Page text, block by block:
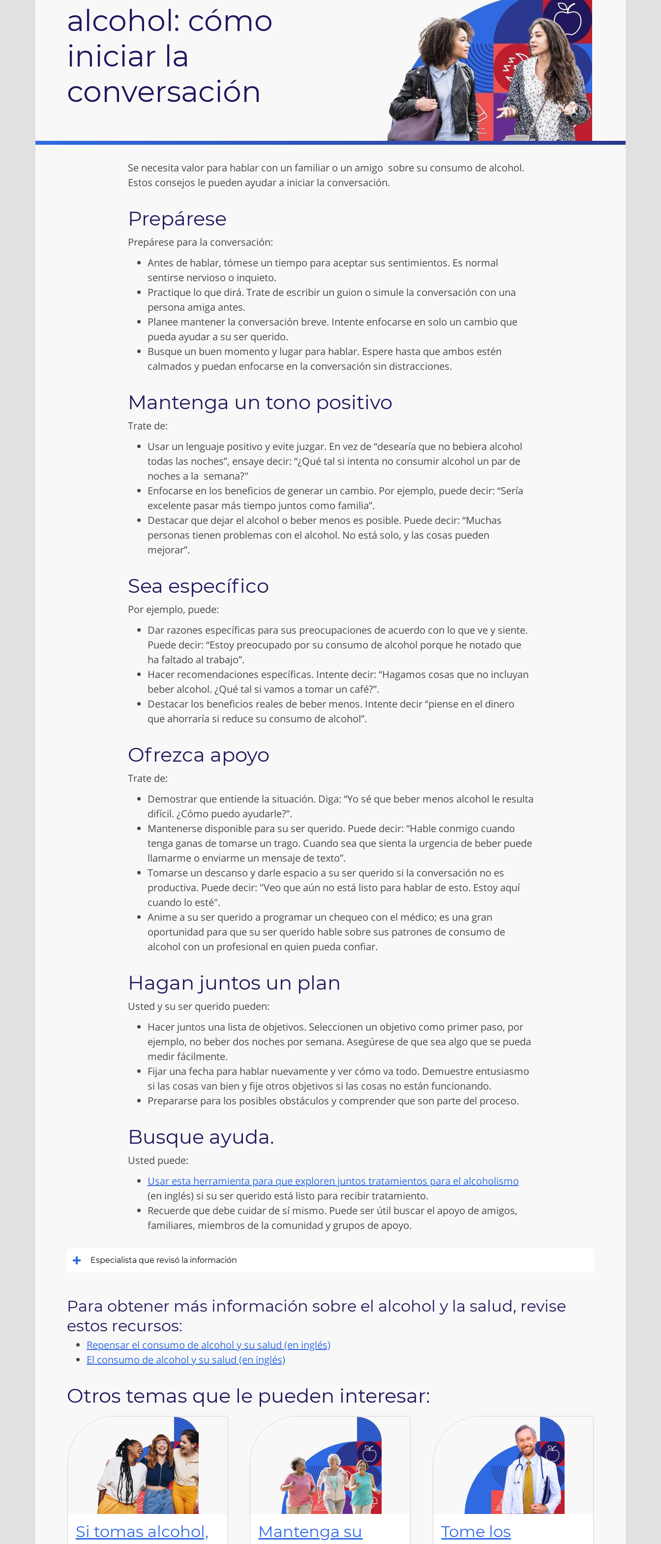
alcohol: cómo
iniciar la
conversación
Se necesita valor para hablar con un familiar o un amigo sobre su consumo de alcohol.
Estos consejos le pueden ayudar a iniciar la conversación.
Prepárese
Prepárese para la conversación:
Antes de hablar, tómese un tiempo para aceptar sus sentimientos. Es normal
sentirse nervioso o inquieto.
Practique lo que dirá. Trate de escribir un guion o simule la conversación con una
persona amiga antes.
Planee mantener la conversación breve. Intente enfocarse en solo un cambio que
pueda ayudar a su ser querido.
Busque un buen momento y lugar para hablar. Espere hasta que ambos estén
calmados y puedan enfocarse en la conversación sin distracciones.
Mantenga un tono positivo
Trate de:
Usar un lenguaje positivo y evite juzgar. En vez de “desearía que no bebiera alcohol
todas las noches”, ensaye decir: “¿Qué tal si intenta no consumir alcohol un par de
noches a la semana?"
Enfocarse en los beneficios de generar un cambio. Por ejemplo, puede decir: “Sería
excelente pasar más tiempo juntos como familia”.
Destacar que dejar el alcohol o beber menos es posible. Puede decir: “Muchas
personas tienen problemas con el alcohol. No está solo, y las cosas pueden
mejorar”.
Sea específico
Por ejemplo, puede:
Dar razones específicas para sus preocupaciones de acuerdo con lo que ve y siente.
Puede decir: “Estoy preocupado por su consumo de alcohol porque he notado que
ha faltado al trabajo”.
Hacer recomendaciones específicas. Intente decir: “Hagamos cosas que no incluyan
beber alcohol. ¿Qué tal si vamos a tomar un café?”.
Destacar los beneficios reales de beber menos. Intente decir “piense en el dinero
que ahorraría si reduce su consumo de alcohol”.
Ofrezca apoyo
Trate de:
Demostrar que entiende la situación. Diga: “Yo sé que beber menos alcohol le resulta
difícil. ¿Cómo puedo ayudarle?”.
Mantenerse disponible para su ser querido. Puede decir: “Hable conmigo cuando
tenga ganas de tomarse un trago. Cuando sea que sienta la urgencia de beber puede
llamarme o enviarme un mensaje de texto”.
Tomarse un descanso y darle espacio a su ser querido si la conversación no es
productiva. Puede decir: "Veo que aún no está listo para hablar de esto. Estoy aquí
cuando lo esté".
Anime a su ser querido a programar un chequeo con el médico; es una gran
oportunidad para que su ser querido hable sobre sus patrones de consumo de
alcohol con un profesional en quien pueda confiar.
Hagan juntos un plan
Usted y su ser querido pueden:
Hacer juntos una lista de objetivos. Seleccionen un objetivo como primer paso, por
ejemplo, no beber dos noches por semana. Asegúrese de que sea algo que se pueda
medir fácilmente.
Fijar una fecha para hablar nuevamente y ver cómo va todo. Demuestre entusiasmo
si las cosas van bien y fije otros objetivos si las cosas no están funcionando.
Prepararse para los posibles obstáculos y comprender que son parte del proceso.
Busque ayuda.
Usted puede:
Usar esta herramienta para que exploren juntos tratamientos para el alcoholismo
(en inglés) si su ser querido está listo para recibir tratamiento.
Recuerde que debe cuidar de sí mismo. Puede ser útil buscar el apoyo de amigos,
familiares, miembros de la comunidad y grupos de apoyo.
Especialista que revisó la información
Para obtener más información sobre el alcohol y la salud, revise
estos recursos:
Repensar el consumo de alcohol y su salud (en inglés)
El consumo de alcohol y su salud (en inglés)
Otros temas que le pueden interesar:
Si tomas alcohol,
Mantenga su
Tome los